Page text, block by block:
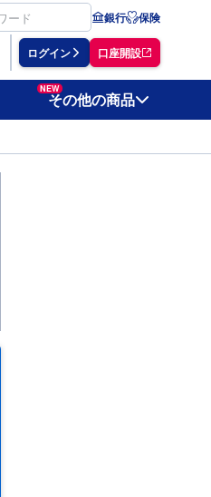
銀行 保険
ログイン 口座開設
NEW
その他の商品